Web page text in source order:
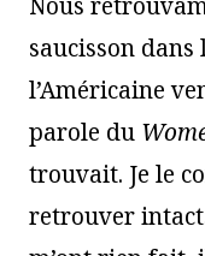
Nous
saucisson
l’Américaine
parole du
trouvait. Je le
retrouver